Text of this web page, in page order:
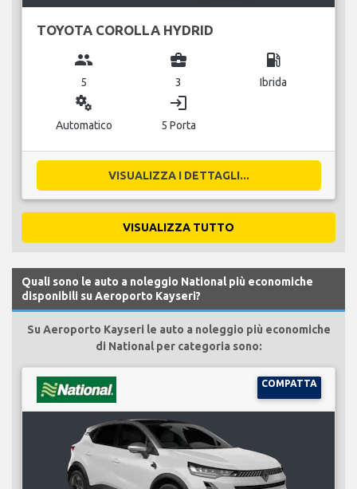
TOYOTA COROLLA HYDRID
group
5
business_center
3
local_gas_station
Ibrida
miscellaneous_services
Automatico
login
5 Porta
VISUALIZZA I DETTAGLI...
VISUALIZZA TUTTO
Quali sono le auto a noleggio National più economiche
disponibili su Aeroporto Kayseri?
Su Aeroporto Kayseri le auto a noleggio più economiche
di National per categoria sono:
COMPATTA